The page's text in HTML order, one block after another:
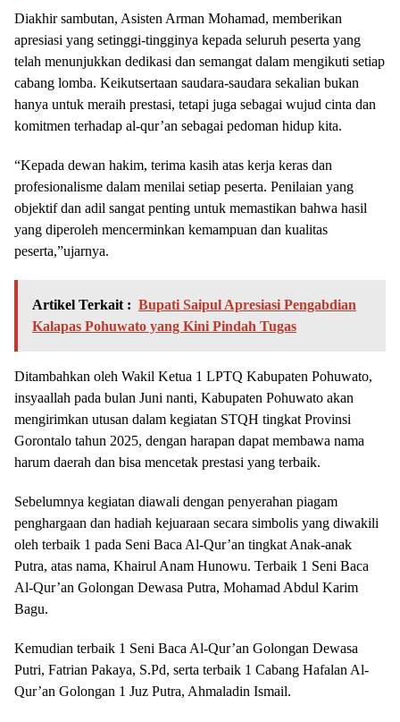
Diakhir sambutan, Asisten Arman Mohamad, memberikan
apresiasi yang setinggi-tingginya kepada seluruh peserta yang
telah menunjukkan dedikasi dan semangat dalam mengikuti setiap
cabang lomba. Keikutsertaan saudara-saudara sekalian bukan
hanya untuk meraih prestasi, tetapi juga sebagai wujud cinta dan
komitmen terhadap al-qur’an sebagai pedoman hidup kita.
“Kepada dewan hakim, terima kasih atas kerja keras dan
profesionalisme dalam menilai setiap peserta. Penilaian yang
objektif dan adil sangat penting untuk memastikan bahwa hasil
yang diperoleh mencerminkan kemampuan dan kualitas
peserta,”ujarnya.
Artikel Terkait : Bupati Saipul Apresiasi Pengabdian
Kalapas Pohuwato yang Kini Pindah Tugas
Ditambahkan oleh Wakil Ketua 1 LPTQ Kabupaten Pohuwato,
insyaallah pada bulan Juni nanti, Kabupaten Pohuwato akan
mengirimkan utusan dalam kegiatan STQH tingkat Provinsi
Gorontalo tahun 2025, dengan harapan dapat membawa nama
harum daerah dan bisa mencetak prestasi yang terbaik.
Sebelumnya kegiatan diawali dengan penyerahan piagam
penghargaan dan hadiah kejuaraan secara simbolis yang diwakili
oleh terbaik 1 pada Seni Baca Al-Qur’an tingkat Anak-anak
Putra, atas nama, Khairul Anam Hunowu. Terbaik 1 Seni Baca
Al-Qur’an Golongan Dewasa Putra, Mohamad Abdul Karim
Bagu.
Kemudian terbaik 1 Seni Baca Al-Qur’an Golongan Dewasa
Putri, Fatrian Pakaya, S.Pd, serta terbaik 1 Cabang Hafalan Al-
Qur’an Golongan 1 Juz Putra, Ahmaladin Ismail.